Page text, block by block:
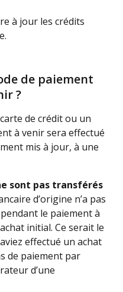
à jour les crédits
de paiement
?
de crédit ou un
à venir sera effectué
mis à jour, à une
sont pas transférés
d’origine n’a pas
le paiement à
initial. Ce serait le
effectué un achat
de paiement par
d’une